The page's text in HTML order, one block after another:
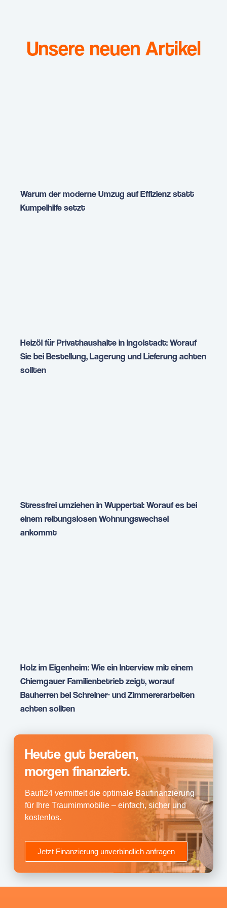
Unsere neuen Artikel
Warum der moderne Umzug auf Effizienz statt
Kumpelhilfe setzt
Heizöl für Privathaushalte in Ingolstadt: Worauf
Sie bei Bestellung, Lagerung und Lieferung achten
sollten
Stressfrei umziehen in Wuppertal: Worauf es bei
einem reibungslosen Wohnungswechsel
ankommt
Holz im Eigenheim: Wie ein Interview mit einem
Chiemgauer Familienbetrieb zeigt, worauf
Bauherren bei Schreiner- und Zimmererarbeiten
achten sollten
Heute gut beraten,
morgen finanziert.
Baufi24 vermittelt die optimale Baufinanzierung
für Ihre Traumimmobilie – einfach, sicher und
kostenlos.
Jetzt Finanzierung unverbindlich anfragen